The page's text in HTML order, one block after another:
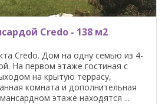
Credo - 138 м2
Credo. Дом на одну семью из 4-
На первом этаже гостиная с
на крытую террасу,
комната и дополнительная
этаже находятся ...